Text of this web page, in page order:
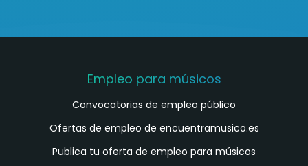
Empleo para músicos
Convocatorias de empleo público
Ofertas de empleo de encuentramusico.es
Publica tu oferta de empleo para músicos